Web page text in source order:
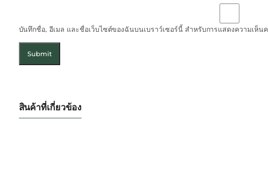
บันทึกชื่อ, อีเมล และชื่อเว็บไซต์ของฉันบนเบราว์เซอร์นี้ สำหรับการแสดงความเห็น
สินค้าที่เกี่ยวข้อง